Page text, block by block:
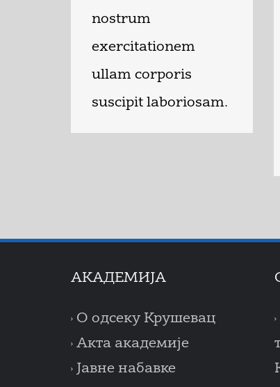
nostrum
exercitationem
ullam corporis
suscipit laboriosam.
AКАДЕМИЈА
О одсеку Крушевац
Акта академије
Јавне набавке